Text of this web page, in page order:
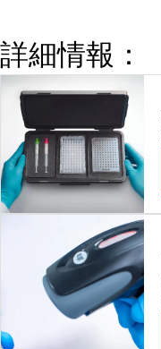
詳細情報：